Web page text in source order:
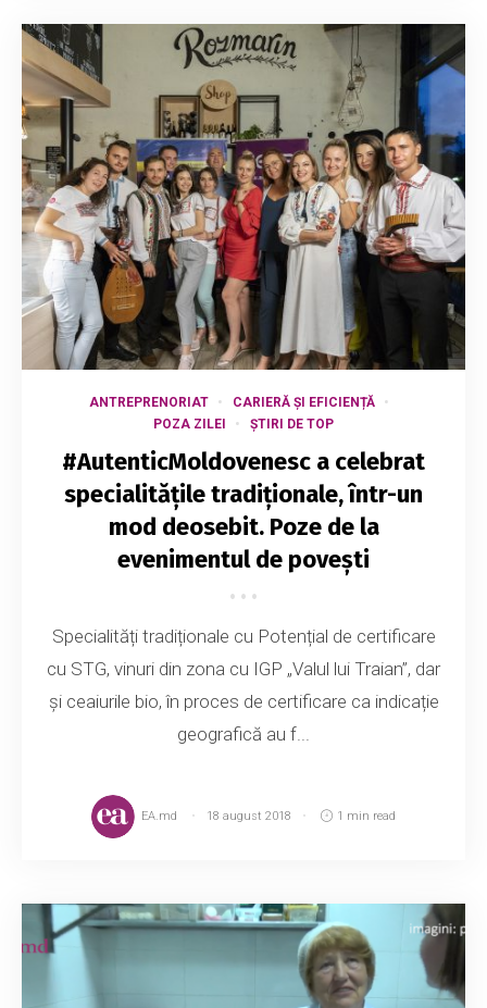
ANTREPRENORIAT
CARIERĂ ȘI EFICIENȚĂ
POZA ZILEI
ȘTIRI DE TOP
#AutenticMoldovenesc a celebrat
specialitățile tradiționale, într-un
mod deosebit. Poze de la
evenimentul de povești
Specialități tradiționale cu Potențial de certificare
cu STG, vinuri din zona cu IGP „Valul lui Traian”, dar
și ceaiurile bio, în proces de certificare ca indicație
geografică au f...
EA.md 18 august 2018 1 min read